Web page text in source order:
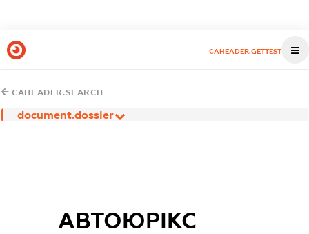
CAHEADER.GETTEST
CAHEADER.SEARCH
document.dossier
АВТОЮРІКС